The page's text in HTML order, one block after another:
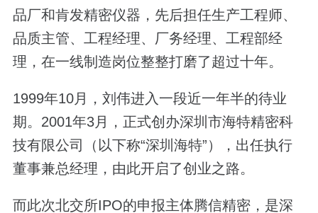
品厂和肯发精密仪器，先后担任生产工程师、
品质主管、工程经理、厂务经理、工程部经
理，在一线制造岗位整整打磨了超过十年。
1999年10月，刘伟进入一段近一年半的待业
期。2001年3月，正式创办深圳市海特精密科
技有限公司（以下称“深圳海特”），出任执行
董事兼总经理，由此开启了创业之路。
而此次北交所IPO的申报主体腾信精密，是深